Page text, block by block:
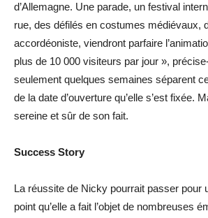
d’Allemagne. Une parade, un festival
rue, des défilés en costumes médiévaux,
accordéoniste, viendront parfaire
plus de 10 000 visiteurs par jour »,
seulement quelques semaines séparent
de la date d’ouverture qu’elle s’est fixée.
sereine et sûr de son fait.
Success Story
La réussite de Nicky pourrait passer pour
point qu’elle a fait l’objet de nombreuses